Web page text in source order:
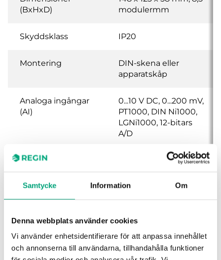
Samtycke Information Om
Denna webbplats använder cookies
Vi använder enhetsidentifierare för att anpassa innehållet
och annonserna till användarna, tillhandahålla funktioner
(BxHxD)
modulermm
Skyddsklass IP20
Montering
DIN-skena eller
apparatskåp
Analoga ingångar
(AI)
0...10 V DC, 0...200 mV,
PT1000, DIN Ni1000,
LGNi1000, 12-bitars
A/D
Digitala ingångar
(DI)
Potentialfri kontakt,
24 V DC,
konfigurerbar för
Universella
AI eller DI (se ovan)
Analoga utgångar 0...10 V DC, 5 mA, 8-